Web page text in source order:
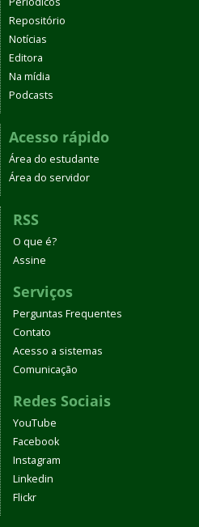
Repositório
Notícias
Editora
Na mídia
Podcasts
Acesso rápido
Área do estudante
Área do servidor
RSS
O que é?
Assine
Serviços
Perguntas Frequentes
Contato
Acesso a sistemas
Comunicação
Redes Sociais
YouTube
Facebook
Instagram
Linkedin
Flickr